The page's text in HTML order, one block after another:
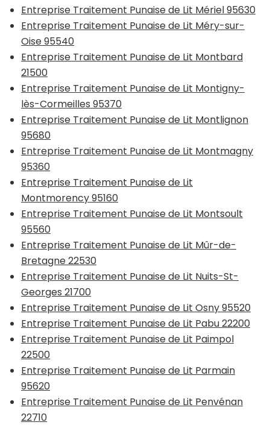
Entreprise Traitement Punaise de Lit Mériel 95630
Entreprise Traitement Punaise de Lit Méry-sur-
Oise 95540
Entreprise Traitement Punaise de Lit Montbard
21500
Entreprise Traitement Punaise de Lit Montigny-
lès-Cormeilles 95370
Entreprise Traitement Punaise de Lit Montlignon
95680
Entreprise Traitement Punaise de Lit Montmagny
95360
Entreprise Traitement Punaise de Lit
Montmorency 95160
Entreprise Traitement Punaise de Lit Montsoult
95560
Entreprise Traitement Punaise de Lit Mûr-de-
Bretagne 22530
Entreprise Traitement Punaise de Lit Nuits-St-
Georges 21700
Entreprise Traitement Punaise de Lit Osny 95520
Entreprise Traitement Punaise de Lit Pabu 22200
Entreprise Traitement Punaise de Lit Paimpol
22500
Entreprise Traitement Punaise de Lit Parmain
95620
Entreprise Traitement Punaise de Lit Penvénan
22710